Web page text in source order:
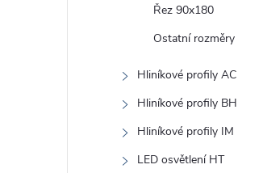
Řez 90x180
Ostatní rozměry
Hliníkové profily AC
Hliníkové profily BH
Hliníkové profily IM
LED osvětlení HT